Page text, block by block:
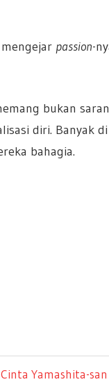
passion-
bukan
diri. Banyak
bahagia.
Next
Cinta Yamashita-